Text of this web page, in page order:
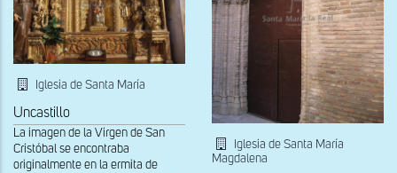
Iglesia de Santa María
Uncastillo
La imagen de la Virgen de San
Cristóbal se encontraba
originalmente en la ermita de
Iglesia de Santa María
Magdalena